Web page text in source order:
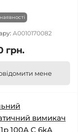
A0010170082
грн.
мене
вимикач
100А C 6kА